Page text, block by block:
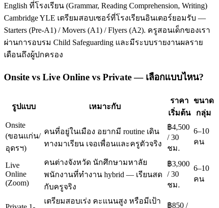
English ที่โรงเรียน (Grammar, Reading Comprehension, Writing)
Cambridge YLE เตรียมสอบเซอร์ที่โรงเรียนอินเตอร์ยอมรับ —
Starters (Pre-A1) / Movers (A1) / Flyers (A2). ครูสอนเด็กของเรา
ผ่านการอบรม Child Safeguarding และมีระบบรายงานผลราย
เดือนถึงผู้ปกครอง
Onsite vs Live Online vs Private — เลือกแบบไหน?
รูปแบบ เหมาะกับ
ราคา
เริ่มต้น
ขนาด
กลุ่ม
Onsite
(ขอนแก่น/
อุดรฯ)
คนที่อยู่ในเมือง อยากมี routine เดิน
ทางมาเรียน เจอเพื่อนและครูตัวจริง
฿4,500
/ 30
ชม.
6–10
คน
Live
Online
(Zoom)
คนต่างจังหวัด นักศึกษามหาลัย
พนักงานที่ทำงาน hybrid — เรียนสด
กับครูจริง
฿3,900
/ 30
ชม.
6–10
คน
เตรียมสอบเร่ง คะแนนสูง หรือมีเป้า
฿850 /